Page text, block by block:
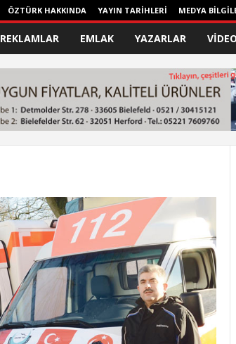
ÖZTÜRK HAKKINDA YAYIN TARİHLERİ MEDYA
REKLAMLAR EMLAK YAZARLAR VİDEO